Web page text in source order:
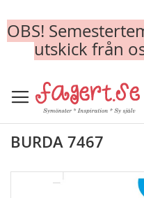
OBS!
utskick från
to
Content
BURDA 7467